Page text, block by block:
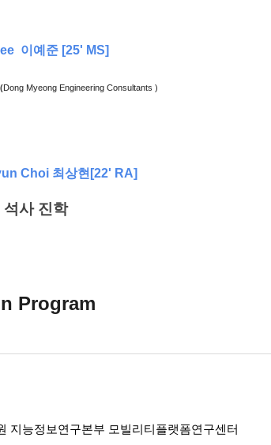
이예준 [25' MS]
(Dong Myeong Engineering Consultants )
Choi 최상현[22' RA]
석사 진학
Program
지능정보연구본부 모빌리티플랫폼연구센터